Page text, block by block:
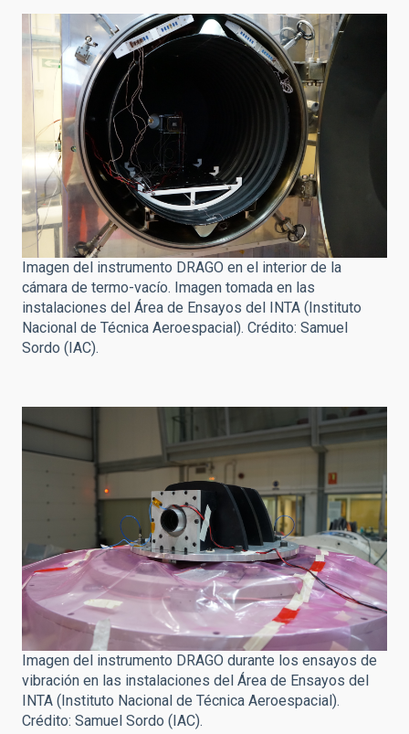
Imagen del instrumento DRAGO en el interior de la
cámara de termo-vacío. Imagen tomada en las
instalaciones del Área de Ensayos del INTA (Instituto
Nacional de Técnica Aeroespacial). Crédito: Samuel
Sordo (IAC).
Imagen del instrumento DRAGO durante los ensayos de
vibración en las instalaciones del Área de Ensayos del
INTA (Instituto Nacional de Técnica Aeroespacial).
Crédito: Samuel Sordo (IAC).